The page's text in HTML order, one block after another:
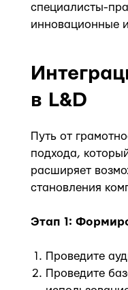
специалисты-
инновационные
в L&D
Путь от
подхода,
расширяет
становления
Этап 1:
Проведите
Проведите